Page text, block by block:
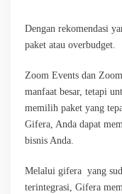
Dengan rekomendasi
paket atau overbudget.
Zoom Events dan
manfaat besar, tetapi
memilih paket yang
Gifera, Anda dapat
bisnis Anda.
Melalui gifera yang
terintegrasi, Gifera